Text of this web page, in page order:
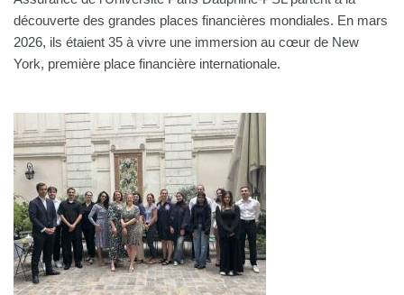
découverte des grandes places financières mondiales. En mars
2026, ils étaient 35 à vivre une immersion au cœur de New
York, première place financière internationale.